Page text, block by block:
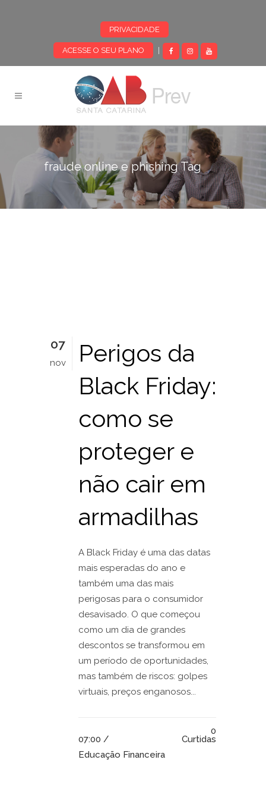
PRIVACIDADE
ACESSE O SEU PLANO
fraude online e phishing Tag
07
nov
Perigos da
Black Friday:
como se
proteger e
não cair em
armadilhas
A Black Friday é uma das datas
mais esperadas do ano e
também uma das mais
perigosas para o consumidor
desavisado. O que começou
como um dia de grandes
descontos se transformou em
um período de oportunidades,
mas também de riscos: golpes
virtuais, preços enganosos...
07:00 /
Educação Financeira
0
Curtidas